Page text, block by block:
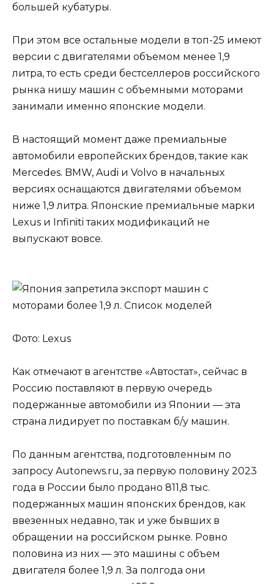
большей кубатуры.
При этом все остальные модели в топ-25 имеют
версии с двигателями объемом менее 1,9
литра, то есть среди бестселлеров российского
рынка нишу машин с объемными моторами
занимали именно японские модели.
В настоящий момент даже премиальные
автомобили европейских брендов, такие как
Mercedes. BMW, Audi и Volvo в начальных
версиях оснащаются двигателями объемом
ниже 1,9 литра. Японские премиальные марки
Lexus и Infiniti таких модификаций не
выпускают вовсе.
Фото: Lexus
Как отмечают в агентстве «Автостат», сейчас в
Россию поставляют в первую очередь
подержанные автомобили из Японии — эта
страна лидирует по поставкам б/у машин.
По данным агентства, подготовленным по
запросу Autonews.ru, за первую половину 2023
года в России было продано 811,8 тыс.
подержанных машин японских брендов, как
ввезенных недавно, так и уже бывших в
обращении на российском рынке. Ровно
половина из них — это машины с объем
двигателя более 1,9 л. За полгода они